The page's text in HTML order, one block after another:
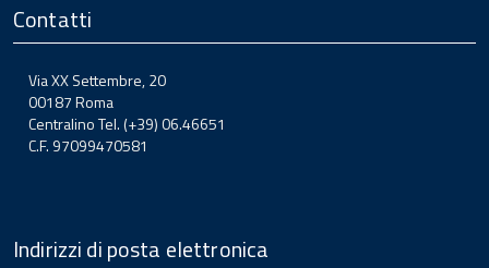
Contatti
Via XX Settembre, 20
00187 Roma
Centralino Tel. (+39) 06.46651
C.F. 97099470581
Indirizzi di posta elettronica